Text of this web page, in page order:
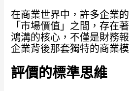
在商業世界中，許多企業
「市場價值」之間，存在
鴻溝的核心，不僅是財務
企業背後那套獨特的商業模
評價的標準思維